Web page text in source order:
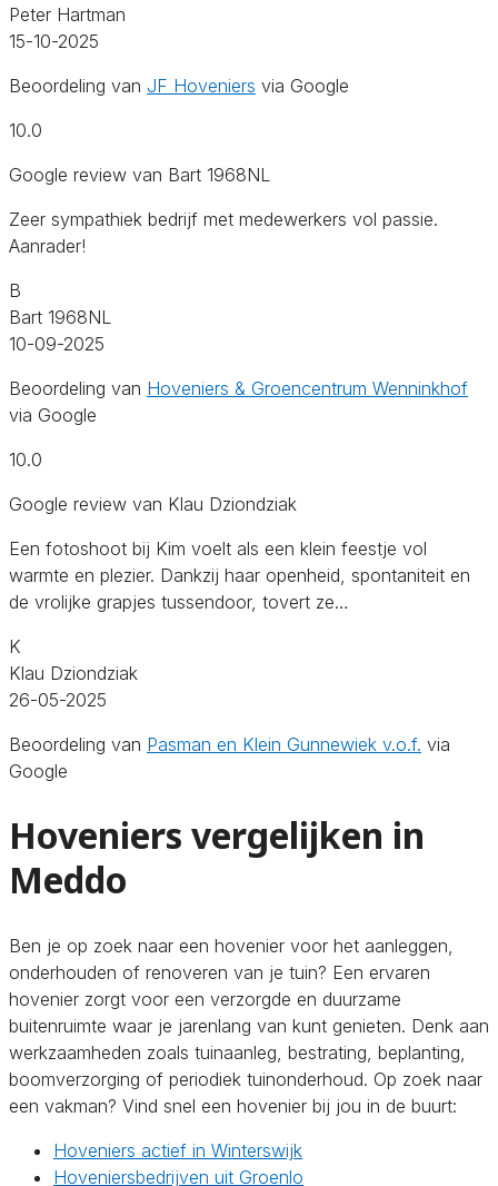
Peter Hartman
15-10-2025
Beoordeling van JF Hoveniers via Google
10.0
Google review van Bart 1968NL
Zeer sympathiek bedrijf met medewerkers vol passie.
Aanrader!
B
Bart 1968NL
10-09-2025
Beoordeling van Hoveniers & Groencentrum Wenninkhof
via Google
10.0
Google review van Klau Dziondziak
Een fotoshoot bij Kim voelt als een klein feestje vol
warmte en plezier. Dankzij haar openheid, spontaniteit en
de vrolijke grapjes tussendoor, tovert ze…
K
Klau Dziondziak
26-05-2025
Beoordeling van Pasman en Klein Gunnewiek v.o.f. via
Google
Hoveniers vergelijken in
Meddo
Ben je op zoek naar een hovenier voor het aanleggen,
onderhouden of renoveren van je tuin? Een ervaren
hovenier zorgt voor een verzorgde en duurzame
buitenruimte waar je jarenlang van kunt genieten. Denk aan
werkzaamheden zoals tuinaanleg, bestrating, beplanting,
boomverzorging of periodiek tuinonderhoud. Op zoek naar
een vakman? Vind snel een hovenier bij jou in de buurt:
Hoveniers actief in Winterswijk
Hoveniersbedrijven uit Groenlo